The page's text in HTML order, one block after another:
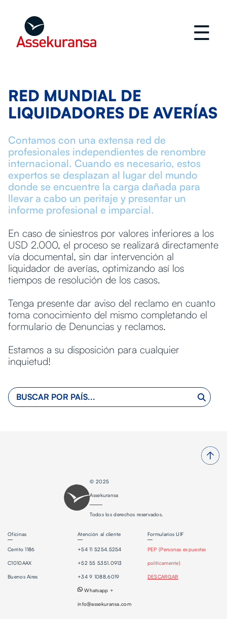
☰
RED MUNDIAL DE
LIQUIDADORES DE AVERÍAS
Contamos con una extensa red de
profesionales independientes de renombre
internacional. Cuando es necesario, estos
expertos se desplazan al lugar del mundo
donde se encuentre la carga dañada para
llevar a cabo un peritaje y presentar un
informe profesional e imparcial.
En caso de siniestros por valores inferiores a los
USD 2.000, el proceso se realizará directamente
vía documental, sin dar intervención al
liquidador de averías, optimizando así los
tiempos de resolución de los casos.
Tenga presente dar aviso del reclamo en cuanto
toma conocimiento del mismo completando el
formulario de Denuncias y reclamos.
Estamos a su disposición para cualquier
inquietud!
© 2025
Assekuransa
Todos los derechos reservados.
Oficinas
Cerrito 1186
C1010AAX
Buenos Aires
Atención al cliente
+54 11 5254.5254
+52 55 5351.0913
+34 9 1088.6019
Whatsapp +
info@assekuransa.com
Formularios UIF
PEP (Personas expuestas
políticamente)
DESCARGAR